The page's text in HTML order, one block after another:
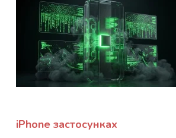
iPhone застосунках